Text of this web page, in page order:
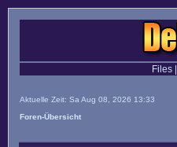
Files|
Aktuelle Zeit: Sa Aug 08, 2026 13:33
Foren-Übersicht